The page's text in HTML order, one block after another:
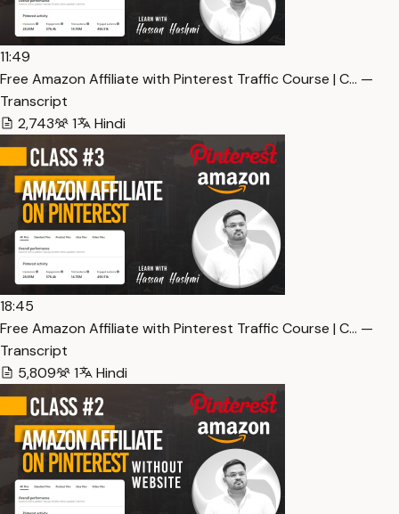
11:49
Free Amazon Affiliate with Pinterest Traffic Course | C… —
Transcript
2,743
1 Hindi
18:45
Free Amazon Affiliate with Pinterest Traffic Course | C… —
Transcript
5,809
1 Hindi